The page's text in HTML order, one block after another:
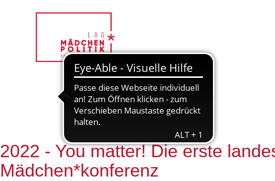
2022 - You matter! Die erste
Mädchen*konferenz